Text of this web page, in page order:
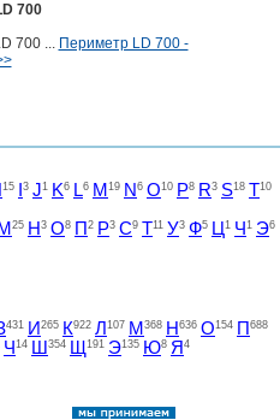
700
700 ... Периметр LD 700 -
15 3 J1 K6 L6 M 19 N 6 O10 P8 R3 S18 T10
М 25 Н 3 О8 П 2 Р3 С9 Т11 У3 Ф5 Ц 1 Ч 1 Э6
431 И 265 К922 Л 107 М 368 Н 636 О154 П 688
Ч 14 Ш 354 Щ 191 Э135 Ю8 Я 4